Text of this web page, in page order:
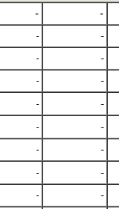
- -
- -
- -
- -
- -
- -
- -
- -
- -